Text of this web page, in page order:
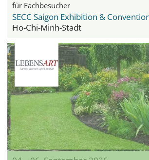
für Fachbesucher
SECC Saigon Exhibition &
Ho-Chi-Minh-Stadt